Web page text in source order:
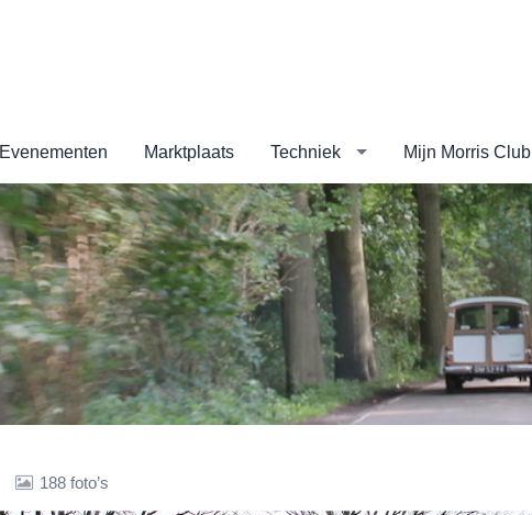
Evenementen Marktplaats Techniek Mijn Morris Club
188 foto’s